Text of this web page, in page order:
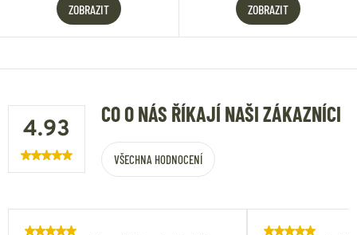
ZOBRAZIT ZOBRAZIT
4.93
CO O NÁS ŘÍKAJÍ NAŠI ZÁKAZNÍCI
VŠECHNA HODNOCENÍ